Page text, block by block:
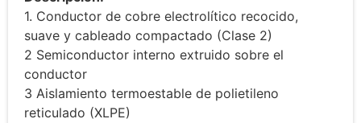
1. Conductor de cobre electrolítico recocido,
suave y cableado compactado (Clase 2)
2 Semiconductor interno extruido sobre el
conductor
3 Aislamiento termoestable de polietileno
reticulado (XLPE)